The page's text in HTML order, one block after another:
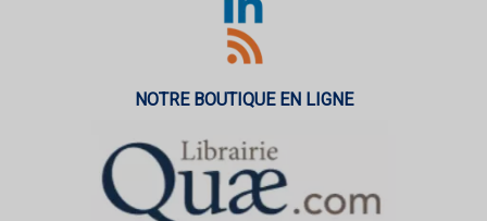
NOTRE BOUTIQUE EN LIGNE